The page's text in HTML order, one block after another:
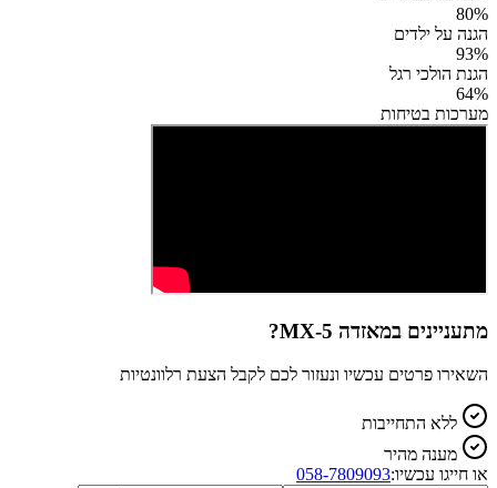
80%
הגנה על ילדים
93%
הגנת הולכי רגל
64%
מערכות בטיחות
מתעניינים במאזדה MX-5 ?
השאירו פרטים עכשיו ונעזור לכם לקבל הצעת רלוונטיות
ללא התחייבות
מענה מהיר
או חייגו עכשיו:058-7809093